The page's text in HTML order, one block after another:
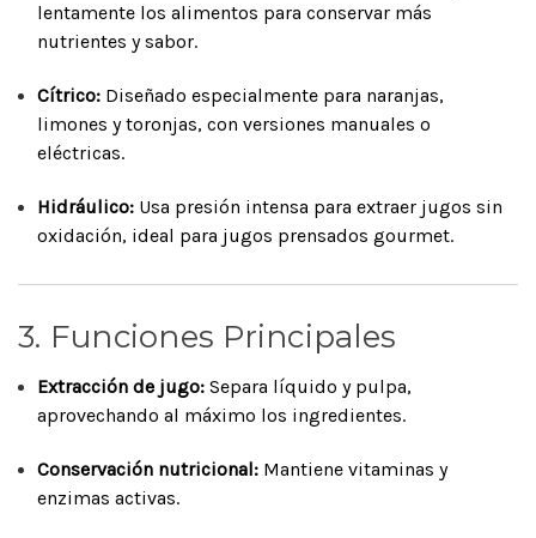
lentamente los alimentos para conservar más
nutrientes y sabor.
Cítrico: Diseñado especialmente para naranjas,
limones y toronjas, con versiones manuales o
eléctricas.
Hidráulico: Usa presión intensa para extraer jugos sin
oxidación, ideal para jugos prensados gourmet.
3. Funciones Principales
Extracción de jugo: Separa líquido y pulpa,
aprovechando al máximo los ingredientes.
Conservación nutricional: Mantiene vitaminas y
enzimas activas.